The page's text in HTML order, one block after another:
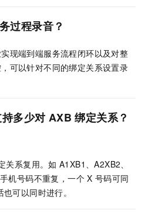
过程录音？
现端到端服务流程闭环以及对整
可以针对不同的绑定关系设置录
多少对 AXB 绑定关系？
关系复用。如 A1XB1、A2XB2、
机号码不重复，一个 X 号码可同
可以同时进行。